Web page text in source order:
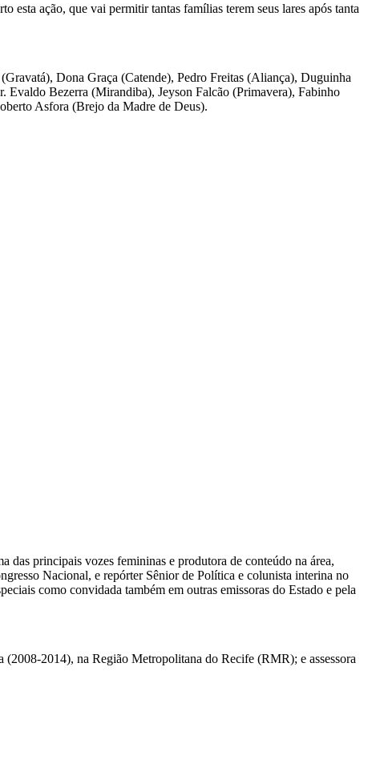
ação, que vai permitir tantas famílias terem seus lares após tanta
Dona Graça (Catende), Pedro Freitas (Aliança), Duguinha
Bezerra (Mirandiba), Jeyson Falcão (Primavera), Fabinho
Asfora (Brejo da Madre de Deus).
das principais vozes femininas e produtora de conteúdo na área,
Nacional, e repórter Sênior de Política e colunista interina no
como convidada também em outras emissoras do Estado e pela
2014), na Região Metropolitana do Recife (RMR); e assessora